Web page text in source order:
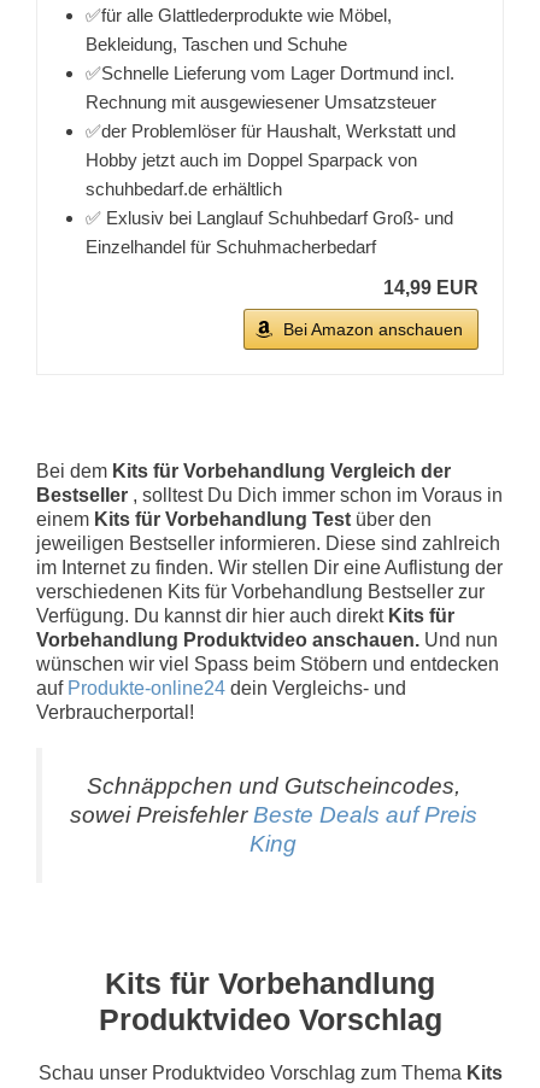
✅für alle Glattlederprodukte wie Möbel,
Bekleidung, Taschen und Schuhe
✅Schnelle Lieferung vom Lager Dortmund incl.
Rechnung mit ausgewiesener Umsatzsteuer
✅der Problemlöser für Haushalt, Werkstatt und
Hobby jetzt auch im Doppel Sparpack von
schuhbedarf.de erhältlich
✅ Exlusiv bei Langlauf Schuhbedarf Groß- und
Einzelhandel für Schuhmacherbedarf
14,99 EUR
Bei Amazon anschauen
Bei dem Kits für Vorbehandlung Vergleich der
Bestseller , solltest Du Dich immer schon im Voraus in
einem Kits für Vorbehandlung Test über den
jeweiligen Bestseller informieren. Diese sind zahlreich
im Internet zu finden. Wir stellen Dir eine Auflistung der
verschiedenen Kits für Vorbehandlung Bestseller zur
Verfügung. Du kannst dir hier auch direkt Kits für
Vorbehandlung Produktvideo anschauen. Und nun
wünschen wir viel Spass beim Stöbern und entdecken
auf Produkte-online24 dein Vergleichs- und
Verbraucherportal!
Schnäppchen und Gutscheincodes,
sowei Preisfehler Beste Deals auf Preis
King
Kits für Vorbehandlung
Produktvideo Vorschlag
Schau unser Produktvideo Vorschlag zum Thema Kits